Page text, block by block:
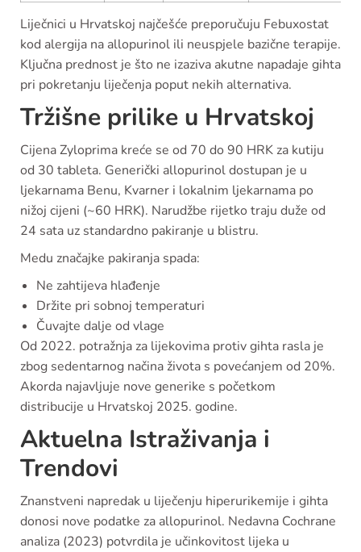
Liječnici u Hrvatskoj najčešće preporučuju Febuxostat
kod alergija na allopurinol ili neuspjele bazične terapije.
Ključna prednost je što ne izaziva akutne napadaje gihta
pri pokretanju liječenja poput nekih alternativa.
Tržišne prilike u Hrvatskoj
Cijena Zyloprima kreće se od 70 do 90 HRK za kutiju
od 30 tableta. Generički allopurinol dostupan je u
ljekarnama Benu, Kvarner i lokalnim ljekarnama po
nižoj cijeni (~60 HRK). Narudžbe rijetko traju duže od
24 sata uz standardno pakiranje u blistru.
Medu značajke pakiranja spada:
Ne zahtijeva hlađenje
Držite pri sobnoj temperaturi
Čuvajte dalje od vlage
Od 2022. potražnja za lijekovima protiv gihta rasla je
zbog sedentarnog načina života s povećanjem od 20%.
Akorda najavljuje nove generike s početkom
distribucije u Hrvatskoj 2025. godine.
Aktuelna Istraživanja i
Trendovi
Znanstveni napredak u liječenju hiperurikemije i gihta
donosi nove podatke za allopurinol. Nedavna Cochrane
analiza (2023) potvrdila je učinkovitost lijeka u